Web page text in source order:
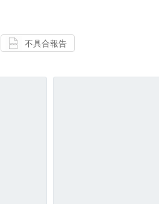
不具合報告